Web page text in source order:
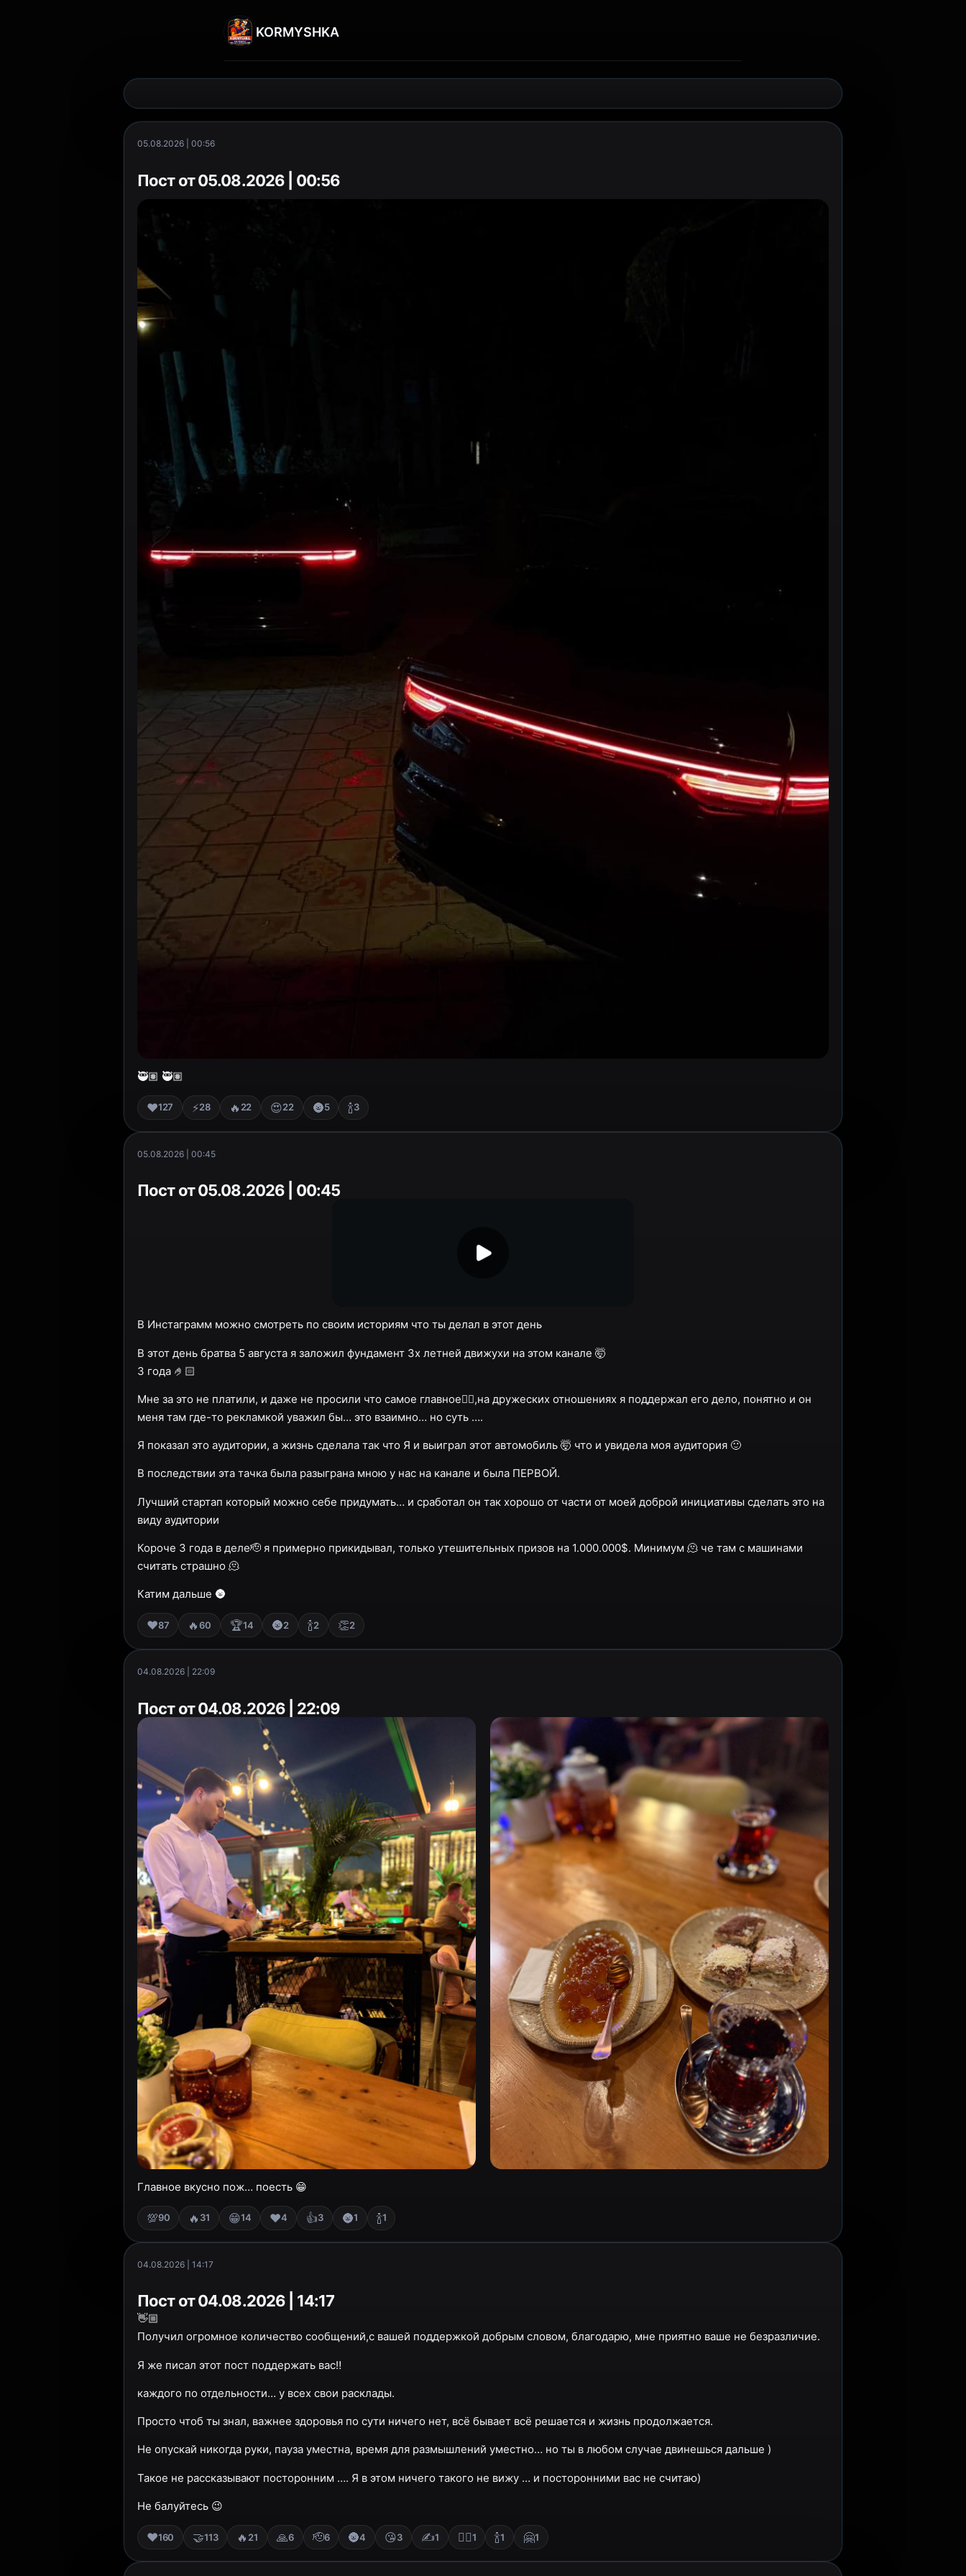
KORMYSHKA
05.08.2026 | 00:56
Пост от 05.08.2026 | 00:56
🥷🏽 🥷🏽
❤️127 ⚡28 🔥 22 😍22 🌚5 🍾3
05.08.2026 | 00:45
Пост от 05.08.2026 | 00:45
В Инстаграмм можно смотреть по своим историям что ты делал в этот день
В этот день братва 5 августа я заложил фундамент 3х летней движухи на этом канале 🤯
3 года 🤌🏻
Мне за это не платили, и даже не просили что самое главное☝🏽,на дружеских отношениях я поддержал его дело, понятно и он
меня там где-то рекламкой уважил бы… это взаимно… но суть ….
Я показал это аудитории, а жизнь сделала так что Я и выиграл этот автомобиль 🤯 что и увидела моя аудитория 🙂
В последствии эта тачка была разыграна мною у нас на канале и была ПЕРВОЙ.
Лучший стартап который можно себе придумать… и сработал он так хорошо от части от моей доброй инициативы сделать это на
виду аудитории
Короче 3 года в деле🫡 я примерно прикидывал, только утешительных призов на 1.000.000$. Минимум 🫠 че там с машинами
считать страшно 🫠
Катим дальше 🌚
❤️87 🔥60 🏆14 🌚2 🍾2 👏2
04.08.2026 | 22:09
Пост от 04.08.2026 | 22:09
Главное вкусно пож… поесть 😁
💯90 🔥 31 😁14 ❤️4 👍3 🌚1 🍾1
04.08.2026 | 14:17
Пост от 04.08.2026 | 14:17
👋🏼
Получил огромное количество сообщений,с вашей поддержкой добрым словом, благодарю, мне приятно ваше не безразличие.
Я же писал этот пост поддержать вас‼️
каждого по отдельности… у всех свои расклады.
Просто чтоб ты знал, важнее здоровья по сути ничего нет, всё бывает всё решается и жизнь продолжается.
Не опускай никогда руки, пауза уместна, время для размышлений уместно… но ты в любом случае двинешься дальше )
Такое не рассказывают посторонним …. Я в этом ничего такого не вижу … и посторонними вас не считаю)
Не балуйтесь 😉
❤️160 🤝113 🔥 21 🙏6 🫡6 🌚4 😘3 ✍1 ❤‍🔥1 🍾1 🤗1